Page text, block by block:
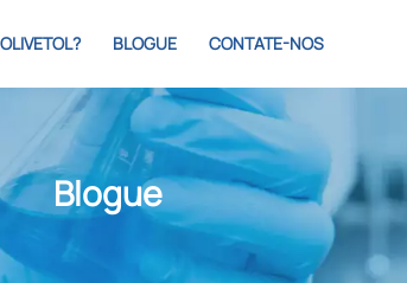
BLOGUE CONTATE-NOS
Blogue